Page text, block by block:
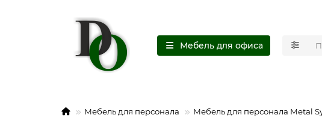
Мебель для офиса
Мебель для персонала Мебель для персонала Metal